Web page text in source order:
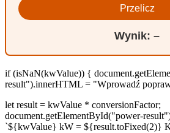
Przelicz
Wynik: –
if (isNaN(kwValue)) {
result").innerHTML = "Wprowadź
let result = kwValue * conversionFactor;
document.getElementById("power-
`${kwValue} kW = ${result.toFixed(2)}